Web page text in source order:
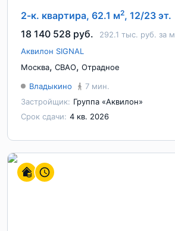
2-к. квартира, 62.1 м2, 12/23 эт.
18 140 528 руб.
292.1 тыс. руб. за м
Аквилон SIGNAL
Москва, СВАО, Отрадное
Владыкино
7 мин.
Застройщик: Группа «Аквилон»
Срок сдачи: 4 кв. 2026